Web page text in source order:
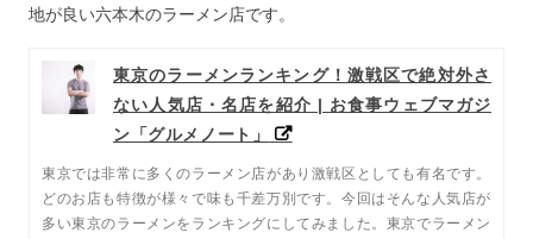
地が良い六本木のラーメン店です。
東京のラーメンランキング！激戦区で絶対外さ
ない人気店・名店を紹介 | お食事ウェブマガジ
ン「グルメノート」
東京では非常に多くのラーメン店があり激戦区としても有名です。
どのお店も特徴が様々で味も千差万別です。今回はそんな人気店が
多い東京のラーメンをランキングにしてみました。東京でラーメン